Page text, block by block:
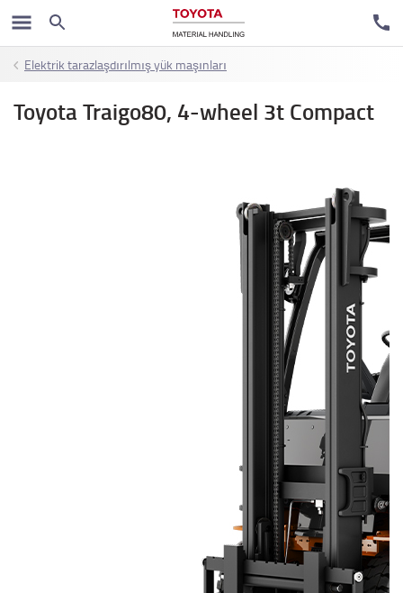
Elektrik tarazlaşdırılmış yük maşınları
Toyota Traigo80, 4-wheel 3t Compact